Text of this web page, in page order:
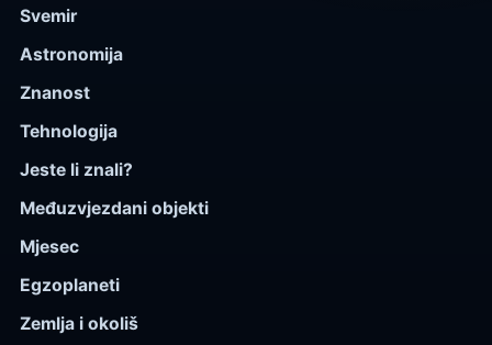
Svemir
Astronomija
Znanost
Tehnologija
Jeste li znali?
Međuzvjezdani objekti
Mjesec
Egzoplaneti
Zemlja i okoliš